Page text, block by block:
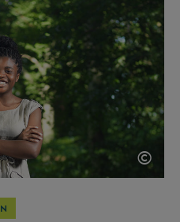
©